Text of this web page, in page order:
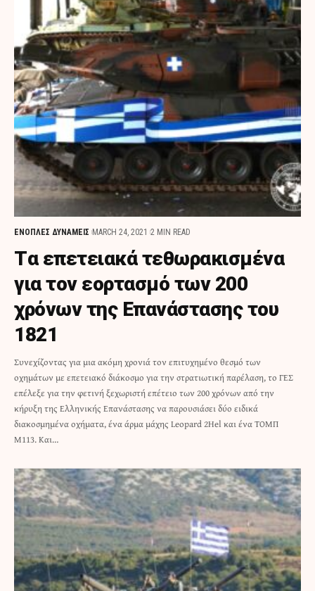
ΕΝΟΠΛΕΣ ΔΥΝΑΜΕΙΣ MARCH 24, 2021 2 MIN READ
Tα επετειακά τεθωρακισμένα
για τον εορτασμό των 200
χρόνων της Επανάστασης του
1821
Συνεχίζοντας για μια ακόμη χρονιά τον επιτυχημένο θεσμό των
οχημάτων με επετειακό διάκοσμο για την στρατιωτική παρέλαση, το ΓΕΣ
επέλεξε για την φετινή ξεχωριστή επέτειο των 200 χρόνων από την
κήρυξη της Ελληνικής Επανάστασης να παρουσιάσει δύο ειδικά
διακοσμημένα οχήματα, ένα άρμα μάχης Leopard 2Hel και ένα ΤΟΜΠ
M113. Και…